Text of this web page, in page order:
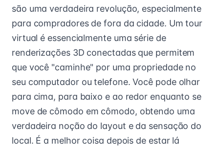
são uma verdadeira revolução, especialmente
para compradores de fora da cidade. Um tour
virtual é essencialmente uma série de
renderizações 3D conectadas que permitem
que você "caminhe" por uma propriedade no
seu computador ou telefone. Você pode olhar
para cima, para baixo e ao redor enquanto se
move de cômodo em cômodo, obtendo uma
verdadeira noção do layout e da sensação do
local. É a melhor coisa depois de estar lá